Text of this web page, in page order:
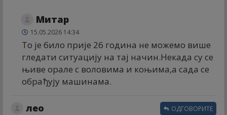
Митар
15.05.2026 14:34
То је било прије 26 година не можемо више
гледати ситуацију на тај начин.Некада су се
њиве орале с воловима и коњима,а сада се
обрађују машинама.
лео ОДГОВОРИТЕ